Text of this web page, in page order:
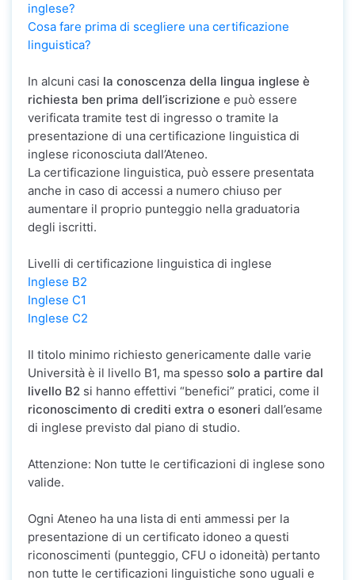
inglese?
Cosa fare prima di scegliere una certificazione
linguistica?
In alcuni casi la conoscenza della lingua inglese è
richiesta ben prima dell’iscrizione e può essere
verificata tramite test di ingresso o tramite la
presentazione di una certificazione linguistica di
inglese riconosciuta dall’Ateneo.
La certificazione linguistica, può essere presentata
anche in caso di accessi a numero chiuso per
aumentare il proprio punteggio nella graduatoria
degli iscritti.
Livelli di certificazione linguistica di inglese
Inglese B2
Inglese C1
Inglese C2
Il titolo minimo richiesto genericamente dalle varie
Università è il livello B1, ma spesso solo a partire dal
livello B2 si hanno effettivi “benefici” pratici, come il
riconoscimento di crediti extra o esoneri dall’esame
di inglese previsto dal piano di studio.
Attenzione: Non tutte le certificazioni di inglese sono
valide.
Ogni Ateneo ha una lista di enti ammessi per la
presentazione di un certificato idoneo a questi
riconoscimenti (punteggio, CFU o idoneità) pertanto
non tutte le certificazioni linguistiche sono uguali e